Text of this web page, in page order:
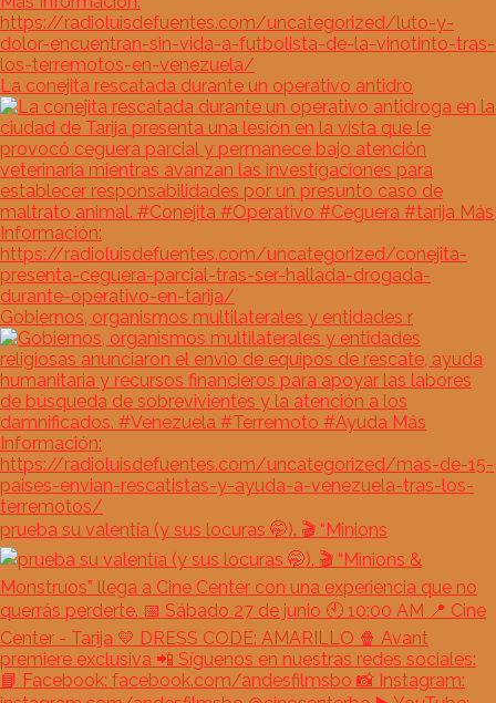
La conejita rescatada durante un operativo antidro
Gobiernos, organismos multilaterales y entidades r
prueba su valentía (y sus locuras 🤭). 🎬 “Minions